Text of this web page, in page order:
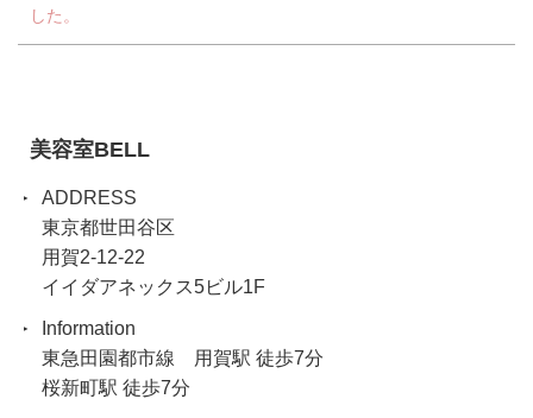
した。
美容室BELL
ADDRESS
東京都世田谷区
用賀2-12-22
イイダアネックス5ビル1F
Information
東急田園都市線 用賀駅 徒歩7分
桜新町駅 徒歩7分